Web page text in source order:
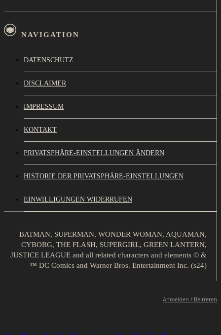
NAVIGATION
DATENSCHUTZ
DISCLAIMER
IMPRESSUM
KONTAKT
PRIVATSPHÄRE-EINSTELLUNGEN ÄNDERN
HISTORIE DER PRIVATSPHÄRE-EINSTELLUNGEN
EINWILLIGUNGEN WIDERRUFEN
BATMAN, SUPERMAN, WONDER WOMAN, AQUAMAN,
CYBORG, THE FLASH, SUPERGIRL, GREEN LANTERN,
JUSTICE LEAGUE and all related characters and elements © &
™ DC Comics and Warner Bros. Entertainment Inc. (s24)
Anmelden / Beitreten